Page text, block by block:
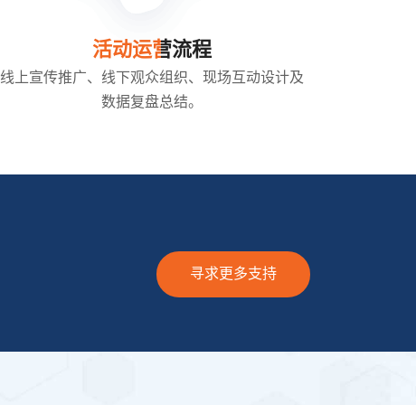
活动运营流程
线上宣传推广、线下观众组织、现场互动设计及
数据复盘总结。
寻求更多支持